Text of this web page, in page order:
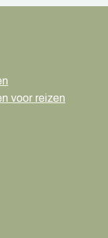
voor reizen